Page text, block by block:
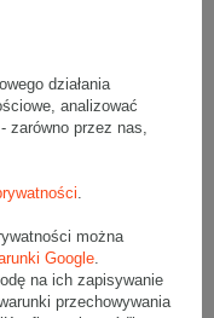
"Sprawdź zawartość"
etykiet Komplet 10 szt.
zł bruttoza 10 szt.
działania
analizować
zarówno przez nas,
można
Google
na ich zapisywanie
przechowywania